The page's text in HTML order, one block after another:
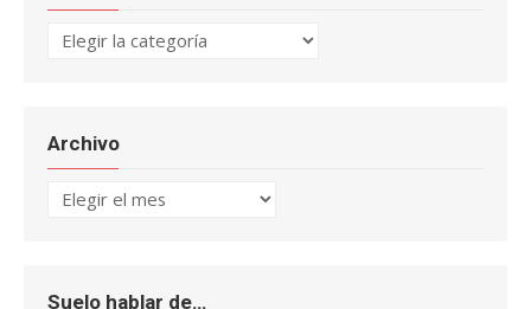
Categorías
Archivo
Archivo
Suelo hablar de…